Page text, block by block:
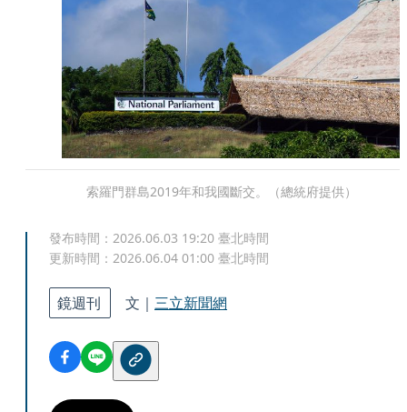
索羅門群島2019年和我國斷交。（總統府提供）
發布時間： 2026.06.03 19:20 臺北時間
更新時間： 2026.06.04 01:00 臺北時間
鏡週刊 文｜ 三立新聞網